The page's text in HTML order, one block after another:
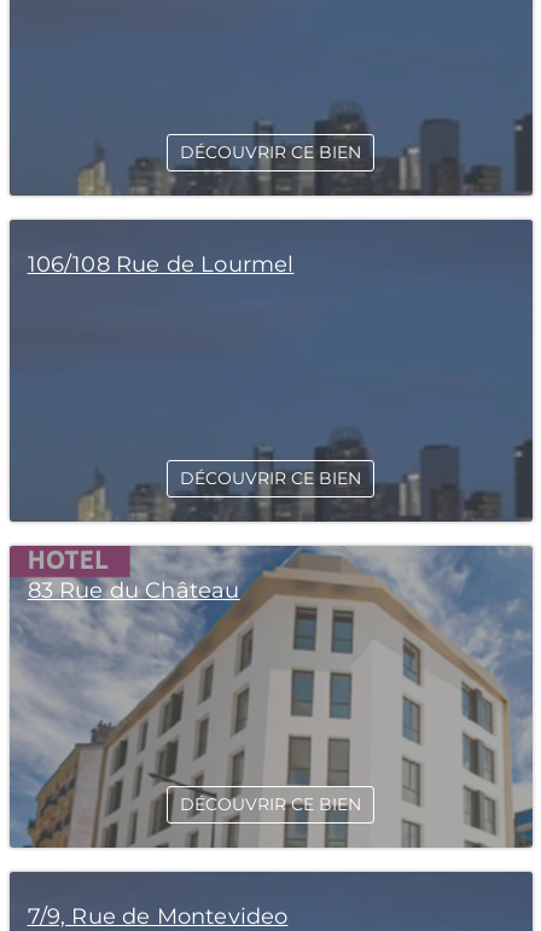
DÉCOUVRIR CE BIEN
106/108 Rue de Lourmel
DÉCOUVRIR CE BIEN
83 Rue du Château
DÉCOUVRIR CE BIEN
7/9, Rue de Montevideo